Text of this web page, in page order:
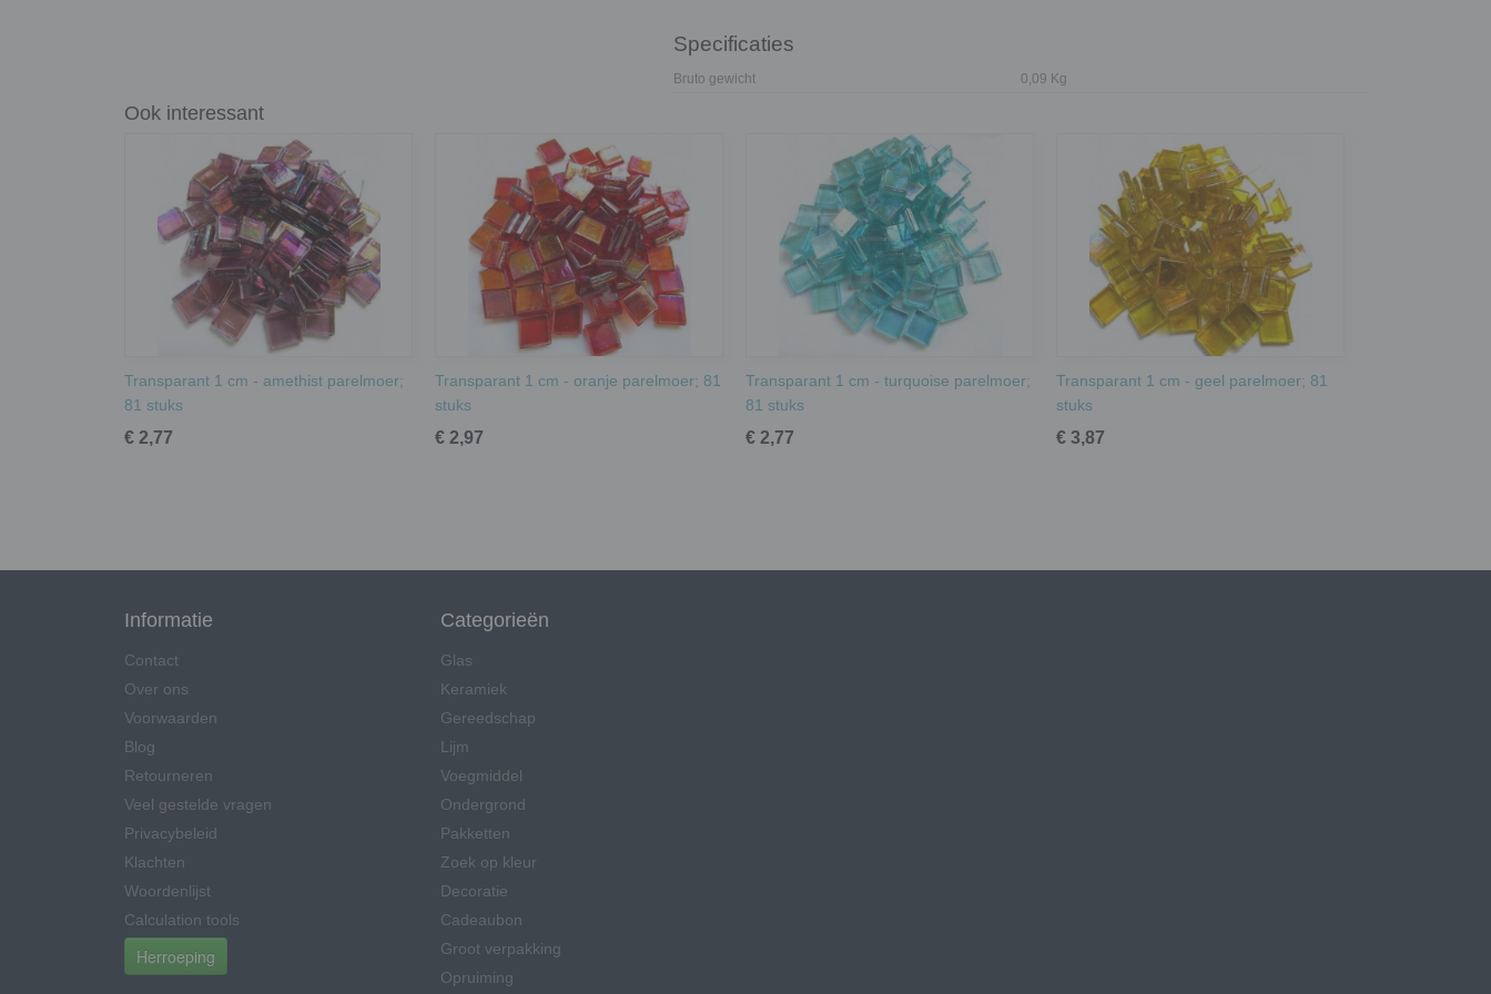
Specificaties
Bruto gewicht 0,09 Kg
Ook interessant
Transparant 1 cm - amethist parelmoer;
81 stuks
€ 2,77
Transparant 1 cm - oranje parelmoer; 81
stuks
€ 2,97
Transparant 1 cm - turquoise parelmoer;
81 stuks
€ 2,77
Transparant 1 cm - geel parelmoer; 81
stuks
€ 3,87
Informatie
Contact
Over ons
Voorwaarden
Blog
Retourneren
Veel gestelde vragen
Privacybeleid
Klachten
Woordenlijst
Calculation tools
Herroeping
Categorieën
Glas
Keramiek
Gereedschap
Lijm
Voegmiddel
Ondergrond
Pakketten
Zoek op kleur
Decoratie
Cadeaubon
Groot verpakking
Opruiming